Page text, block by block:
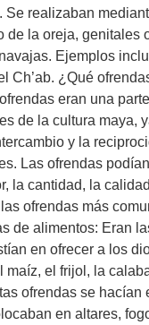
Se realizaban
de la oreja, genitales
Ejemplos
Ch’ab. ¿Qué
eran una
de la cultura maya,
y la
Las ofrendas
la cantidad, la
ofrendas más
de alimentos: Eran
en ofrecer a los
maíz, el frijol, la
ofrendas se hacían
en altares,